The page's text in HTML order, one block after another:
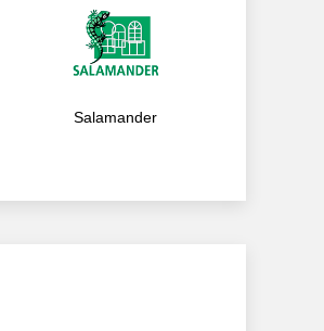
Salamander